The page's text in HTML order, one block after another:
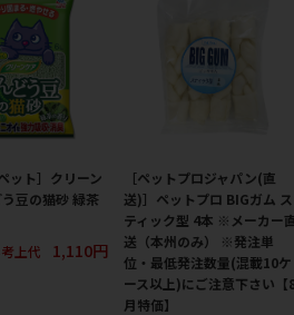
ット］クリーン
豆の猫砂 緑茶
上代
1,110円
［ペットプロジャパン(直
送)］ペットプロ BIGガム ス
ティック型 4本 ※メーカー
送（本州のみ） ※発注単
位・最低発注数量(混載10ケ
ース以上)にご注意下さい【
月特価】